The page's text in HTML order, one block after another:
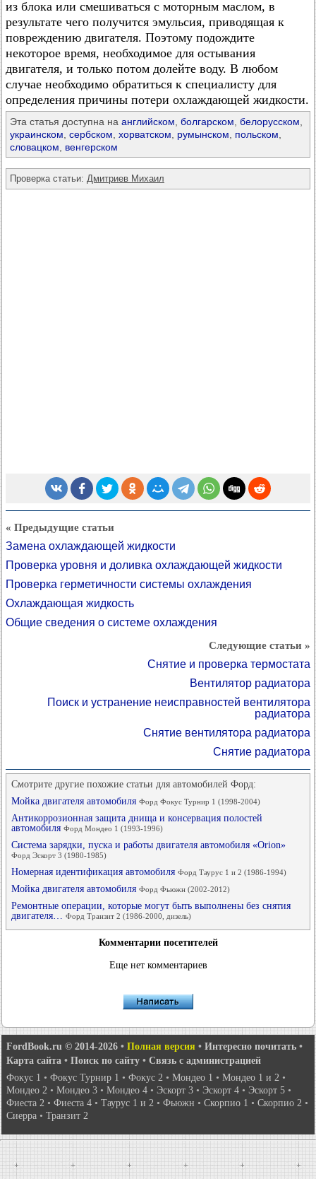
из блока или смешиваться с моторным маслом, в
результате чего получится эмульсия, приводящая к
повреждению двигателя. Поэтому подождите
некоторое время, необходимое для остывания
двигателя, и только потом долейте воду. В любом
случае необходимо обратиться к специалисту для
определения причины потери охлаждающей жидкости.
Эта статья доступна на английском, болгарском, белорусском,
украинском, сербском, хорватском, румынском, польском,
словацком, венгерском
Проверка статьи: Дмитриев Михаил
« Предыдущие статьи
Замена охлаждающей жидкости
Проверка уровня и доливка охлаждающей жидкости
Проверка герметичности системы охлаждения
Охлаждающая жидкость
Общие сведения о системе охлаждения
Следующие статьи »
Снятие и проверка термостата
Вентилятор радиатора
Поиск и устранение неисправностей вентилятора
радиатора
Снятие вентилятора радиатора
Снятие радиатора
Смотрите другие похожие статьи для автомобилей Форд:
Мойка двигателя автомобиля Форд Фокус Турнир 1 (1998-2004)
Антикоррозионная защита днища и консервация полостей
автомобиля Форд Мондео 1 (1993-1996)
Система зарядки, пуска и работы двигателя автомобиля «Orion»
Форд Эскорт 3 (1980-1985)
Номерная идентификация автомобиля Форд Таурус 1 и 2 (1986-1994)
Мойка двигателя автомобиля Форд Фьюжн (2002-2012)
Ремонтные операции, которые могут быть выполнены без снятия
двигателя… Форд Транзит 2 (1986-2000, дизель)
Комментарии посетителей
Еще нет комментариев
FordBook.ru © 2014-2026 • Полная версия • Интересно почитать •
Карта сайта • Поиск по сайту • Связь с администрацией
Фокус 1 • Фокус Турнир 1 • Фокус 2 • Мондео 1 • Мондео 1 и 2 •
Мондео 2 • Мондео 3 • Мондео 4 • Эскорт 3 • Эскорт 4 • Эскорт 5 •
Фиеста 2 • Фиеста 4 • Таурус 1 и 2 • Фьюжн • Скорпио 1 • Скорпио 2 •
Сиерра • Транзит 2